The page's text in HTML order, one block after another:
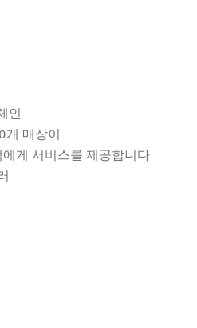
인
개 매장이
게 서비스를 제공합니다